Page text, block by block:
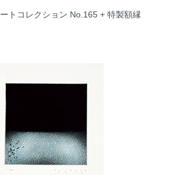
トコレクション No.165 + 特製額縁